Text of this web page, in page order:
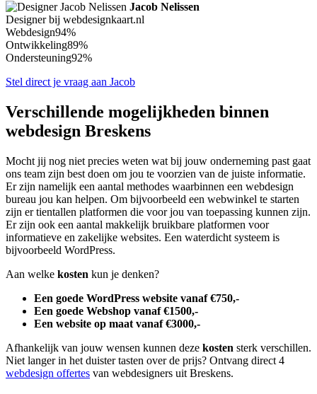
Jacob Nelissen
Designer bij webdesignkaart.nl
Webdesign94%
Ontwikkeling89%
Ondersteuning92%
Stel direct je vraag aan Jacob
Verschillende mogelijkheden binnen
webdesign Breskens
Mocht jij nog niet precies weten wat bij jouw onderneming past gaat
ons team zijn best doen om jou te voorzien van de juiste informatie.
Er zijn namelijk een aantal methodes waarbinnen een webdesign
bureau jou kan helpen. Om bijvoorbeeld een webwinkel te starten
zijn er tientallen platformen die voor jou van toepassing kunnen zijn.
Er zijn ook een aantal makkelijk bruikbare platformen voor
informatieve en zakelijke websites. Een waterdicht systeem is
bijvoorbeeld WordPress.
Aan welke kosten kun je denken?
Een goede WordPress website vanaf €750,-
Een goede Webshop vanaf €1500,-
Een website op maat vanaf €3000,-
Afhankelijk van jouw wensen kunnen deze kosten sterk verschillen.
Niet langer in het duister tasten over de prijs? Ontvang direct 4
webdesign offertes van webdesigners uit Breskens.